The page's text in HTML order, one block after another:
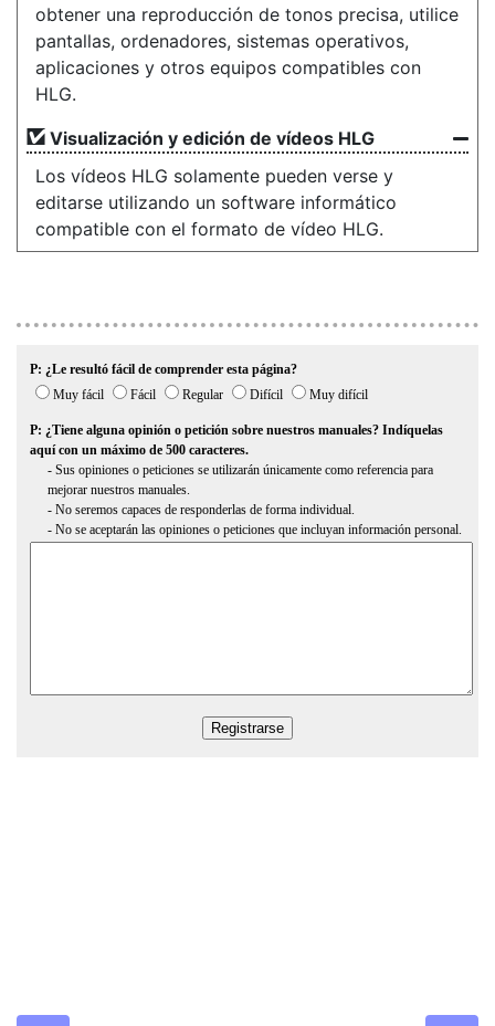
obtener una reproducción de tonos precisa, utilice
pantallas, ordenadores, sistemas operativos,
aplicaciones y otros equipos compatibles con
HLG.
Visualización y edición de vídeos HLG
Los vídeos HLG solamente pueden verse y
editarse utilizando un software informático
compatible con el formato de vídeo HLG.